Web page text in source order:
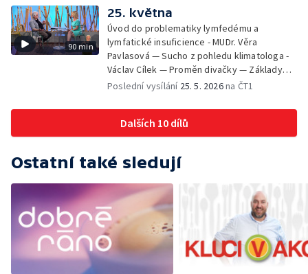
Schneiderová — Colours of Ostrava - Filip
Košťálek a Jan Vojtko — Tajemství křišťálové
planety - Jan Maxián, Petr Horák a Adélka
Hesová — Český svaz ochránců přírody - Eva
Šrailová
90 min
25. května
Úvod do problematiky lymfedému a
lymfatické insuficience - MUDr. Věra
Pavlasová — Sucho z pohledu klimatologa -
Václav Cílek — Proměn divačky — Základy
bezpečnosti dětí na inline bruslích - Petr
Zooterapie - praktické využití - Linda
Tinková — Pražské jaro - Klára Boudalová,
Marko Ivanović
Poslední vysílání 25. 5. 2026na ČT1
Dalších 10 dílů
Ostatní také sledují